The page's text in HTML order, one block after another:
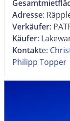
Adresse:
Verkäufer:
Käufer:
Kontakte:
Philipp Topper